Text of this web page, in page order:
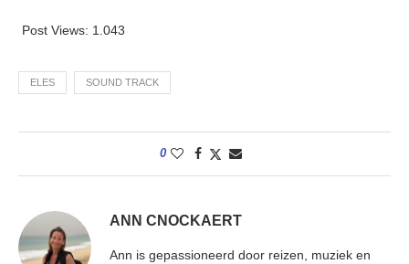
Post Views: 1.043
ELES SOUND TRACK
0
ANN CNOCKAERT
Ann is gepassioneerd door reizen, muziek en